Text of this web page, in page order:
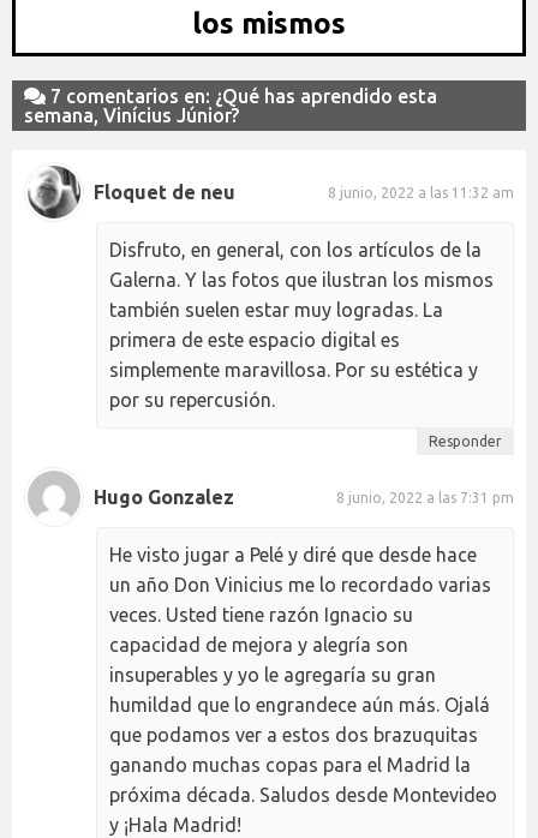
los mismos
7 comentarios en: ¿Qué has aprendido esta
semana, Vinícius Júnior?
Floquet de neu 8 junio, 2022 a las 11:32 am
Disfruto, en general, con los artículos de la
Galerna. Y las fotos que ilustran los mismos
también suelen estar muy logradas. La
primera de este espacio digital es
simplemente maravillosa. Por su estética y
por su repercusión.
Responder
Hugo Gonzalez 8 junio, 2022 a las 7:31 pm
He visto jugar a Pelé y diré que desde hace
un año Don Vinicius me lo recordado varias
veces. Usted tiene razón Ignacio su
capacidad de mejora y alegría son
insuperables y yo le agregaría su gran
humildad que lo engrandece aún más. Ojalá
que podamos ver a estos dos brazuquitas
ganando muchas copas para el Madrid la
próxima década. Saludos desde Montevideo
y ¡Hala Madrid!